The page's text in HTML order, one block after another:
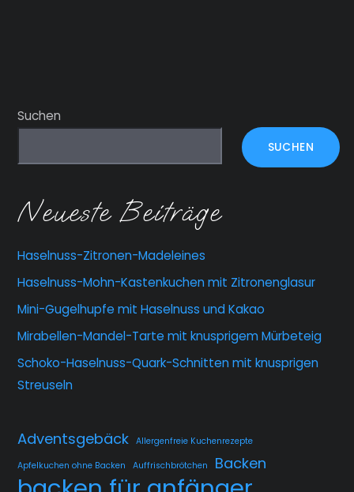
Suchen
SUCHEN
Neueste Beiträge
Haselnuss-Zitronen-Madeleines
Haselnuss-Mohn-Kastenkuchen mit Zitronenglasur
Mini-Gugelhupfe mit Haselnuss und Kakao
Mirabellen-Mandel-Tarte mit knusprigem Mürbeteig
Schoko-Haselnuss-Quark-Schnitten mit knusprigen
Streuseln
Adventsgebäck Allergenfreie Kuchenrezepte
Apfelkuchen ohne Backen Auffrischbrötchen Backen